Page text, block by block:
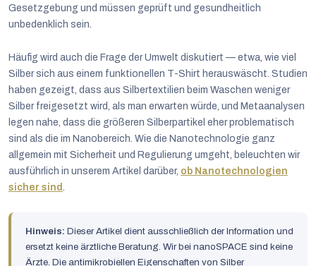
Gesetzgebung und müssen geprüft und gesundheitlich
unbedenklich sein.
Häufig wird auch die Frage der Umwelt diskutiert — etwa, wie viel
Silber sich aus einem funktionellen T-Shirt herauswäscht. Studien
haben gezeigt, dass aus Silbertextilien beim Waschen weniger
Silber freigesetzt wird, als man erwarten würde, und Metaanalysen
legen nahe, dass die größeren Silberpartikel eher problematisch
sind als die im Nanobereich. Wie die Nanotechnologie ganz
allgemein mit Sicherheit und Regulierung umgeht, beleuchten wir
ausführlich in unserem Artikel darüber, ob Nanotechnologien
sicher sind
Hinweis: Dieser Artikel dient ausschließlich der Information und
ersetzt keine ärztliche Beratung. Wir bei nanoSPACE sind keine
Ärzte. Die antimikrobiellen Eigenschaften von Silber